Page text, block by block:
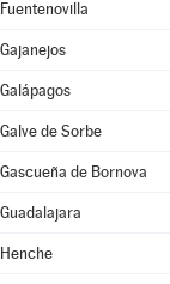
Fuentenovilla
Gajanejos
Galápagos
Galve de Sorbe
Gascueña de Bornova
Guadalajara
Henche